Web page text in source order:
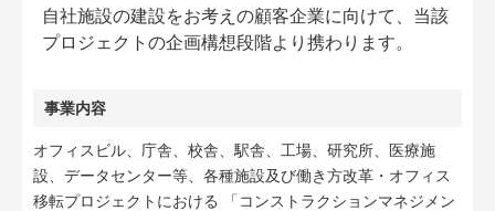
自社施設の建設をお考えの顧客企業に向けて、当該
プロジェクトの企画構想段階より携わります。
事業内容
オフィスビル、庁舎、校舎、駅舎、工場、研究所、医療施
設、データセンター等、各種施設及び働き方改革・オフィス
移転プロジェクトにおける 「コンストラクションマネジメン